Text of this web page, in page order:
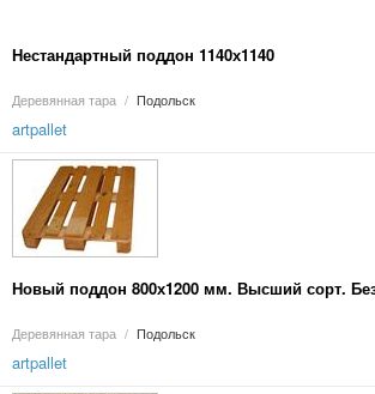
Нестандартный поддон 1140х1140
Деревянная тара / Подольск
artpallet
Новый поддон 800х1200 мм. Высший сорт.
Деревянная тара / Подольск
artpallet